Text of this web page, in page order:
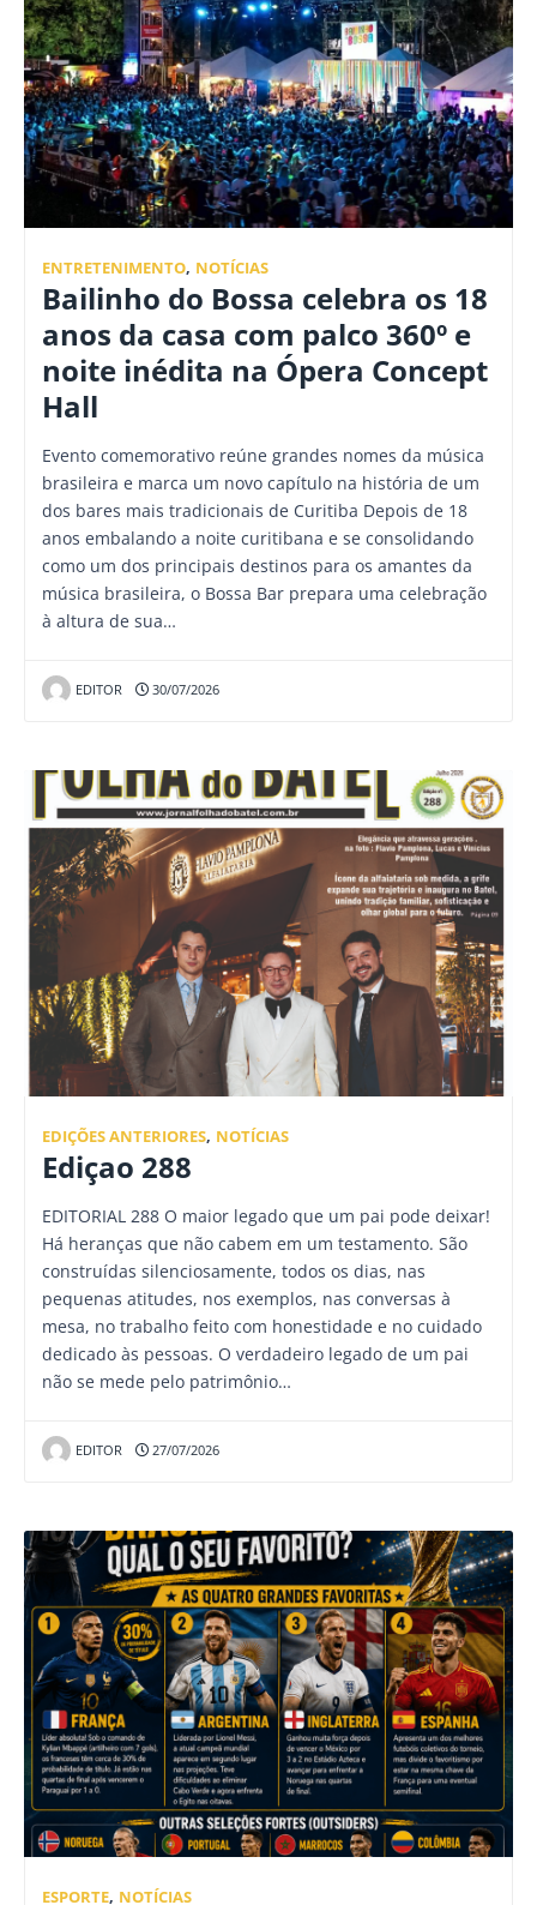
ENTRETENIMENTO, NOTÍCIAS
Bailinho do Bossa celebra os 18
anos da casa com palco 360º e
noite inédita na Ópera Concept
Hall
Evento comemorativo reúne grandes nomes da música
brasileira e marca um novo capítulo na história de um
dos bares mais tradicionais de Curitiba Depois de 18
anos embalando a noite curitibana e se consolidando
como um dos principais destinos para os amantes da
música brasileira, o Bossa Bar prepara uma celebração
à altura de sua…
EDITOR 30/07/2026
EDIÇÕES ANTERIORES, NOTÍCIAS
Ediçao 288
EDITORIAL 288 O maior legado que um pai pode deixar!
Há heranças que não cabem em um testamento. São
construídas silenciosamente, todos os dias, nas
pequenas atitudes, nos exemplos, nas conversas à
mesa, no trabalho feito com honestidade e no cuidado
dedicado às pessoas. O verdadeiro legado de um pai
não se mede pelo patrimônio…
EDITOR 27/07/2026
ESPORTE, NOTÍCIAS